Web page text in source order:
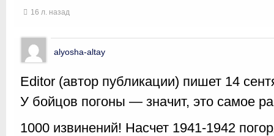
16 л. назад
alyosha-altay
Editor (автор публикации) пишет 14
У бойцов погоны — значит, это самое
1000 извинений! Насчет 1941-1942